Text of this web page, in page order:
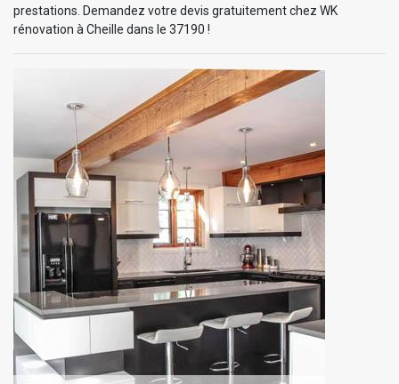
prestations. Demandez votre devis gratuitement chez WK
rénovation à Cheille dans le 37190 !